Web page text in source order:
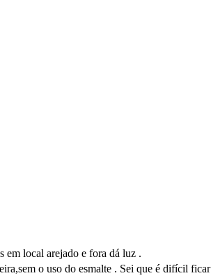
em local arejado e fora dá luz .
o uso do esmalte . Sei que é difícil ficar